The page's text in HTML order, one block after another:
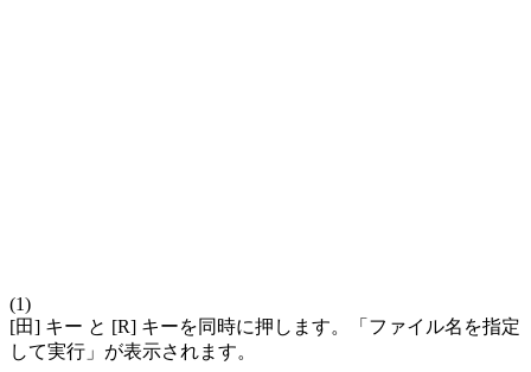
(1)
[田] キー と [R] キーを同時に押します。「ファイル名を指定
して実行」が表示されます。